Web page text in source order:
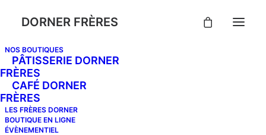
DORNER FRÈRES
NOS BOUTIQUES
PÂTISSERIE DORNER
FRÈRES
CAFÉ DORNER
FRÈRES
LES FRÈRES DORNER
BOUTIQUE EN LIGNE
ÉVÈNEMENTIEL